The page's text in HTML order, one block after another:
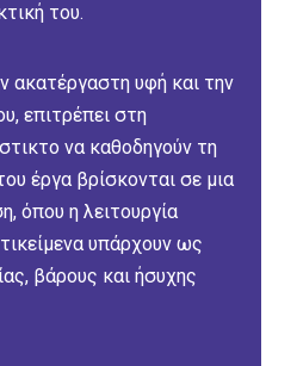
του.
ακατέργαστη υφή και την
επιτρέπει στη
να καθοδηγούν τη
έργα βρίσκονται σε μια
όπου η λειτουργία
υπάρχουν ως
βάρους και ήσυχης